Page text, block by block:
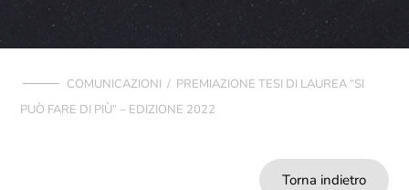
COMUNICAZIONI / PREMIAZIONE TESI DI LAUREA “SI
PUÒ FARE DI PIÙ” – EDIZIONE 2022
Torna indietro